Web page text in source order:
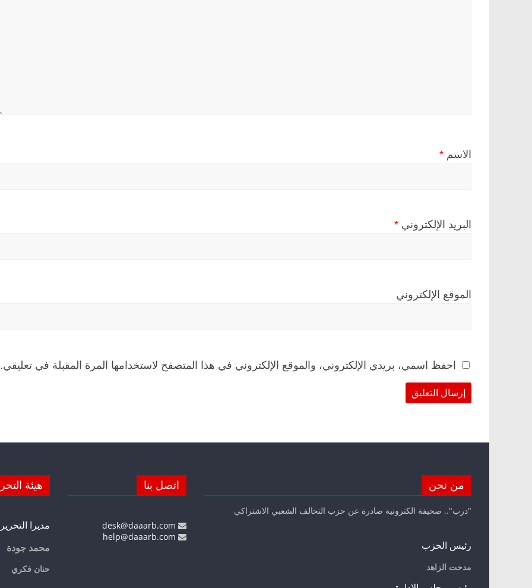
الاسم *
البريد الإلكتروني *
الموقع الإلكتروني
احفظ اسمي، بريدي الإلكتروني، والموقع الإلكتروني في هذا المتصفح لاستخدامها المرة المقبلة في تعليقي.
من نحن
"درب".. صحيفة الكترونية صادرة عن حزب التحالف الشعبي الاشتراكي
رئيس الحزب
مدحت الزاهد
اتصل بنا هيئة
مديرا التحرير
محمد جودة
حنان فكري